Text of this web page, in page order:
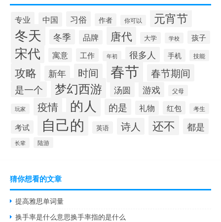
专业 中国 习俗 作者 你可以 元宵节
冬天 冬季 品牌 唐代 大学 学校 孩子
宋代 寓意 工作 年初 很多人 手机 技能
攻略 新年 时间 春节 春节期间
是一个 梦幻西游 汤圆 游戏 父母
玩家 疫情 的人 的是 礼物 红包 考生
考试 自己的 英语 诗人 还不 都是
长辈 陆游
猜你想看的文章
提高雅思单词量
换手率是什么意思换手率指的是什么